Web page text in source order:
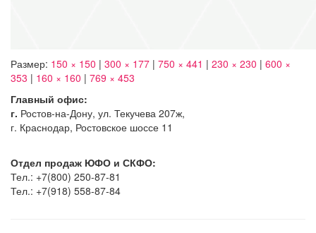
Размер: 150 × 150 | 300 × 177 | 750 × 441 | 230 × 230 | 600 ×
353 | 160 × 160 | 769 × 453
Главный офис:
г. Ростов-на-Дону, ул. Текучева 207ж,
г. Краснодар, Ростовское шоссе 11
Отдел продаж ЮФО и СКФО:
Тел.: +7(800) 250-87-81
Тел.: +7(918) 558-87-84